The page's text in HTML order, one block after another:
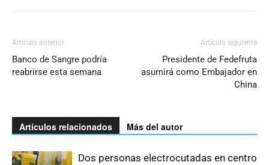
Artículo anterior
Banco de Sangre podría
reabrirse esta semana
Artículo siguiente
Presidente de Fedefruta
asumirá como Embajador en
China
Artículos relacionados Más del autor
Dos personas electrocutadas en centro